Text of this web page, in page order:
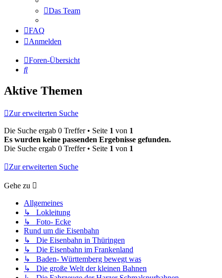
Das Team
FAQ
Anmelden
Foren-Übersicht
Suche
Aktive Themen
Zur erweiterten Suche
Die Suche ergab 0 Treffer • Seite 1 von 1
Es wurden keine passenden Ergebnisse gefunden.
Die Suche ergab 0 Treffer • Seite 1 von 1
Zur erweiterten Suche
Gehe zu
Allgemeines
↳ Lokleitung
↳ Foto- Ecke
Rund um die Eisenbahn
↳ Die Eisenbahn in Thüringen
↳ Die Eisenbahn im Frankenland
↳ Baden- Württemberg bewegt was
↳ Die große Welt der kleinen Bahnen